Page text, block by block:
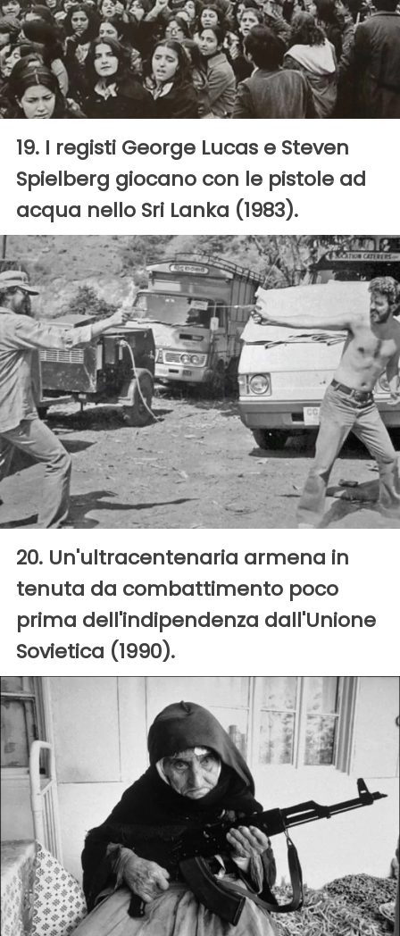
19. I registi George Lucas e Steven
Spielberg giocano con le pistole ad
acqua nello Sri Lanka (1983).
20. Un'ultracentenaria armena in
tenuta da combattimento poco
prima dell'indipendenza dall'Unione
Sovietica (1990).